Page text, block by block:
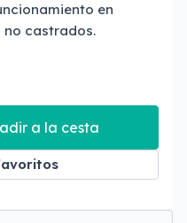
en
no castrados.
a la cesta